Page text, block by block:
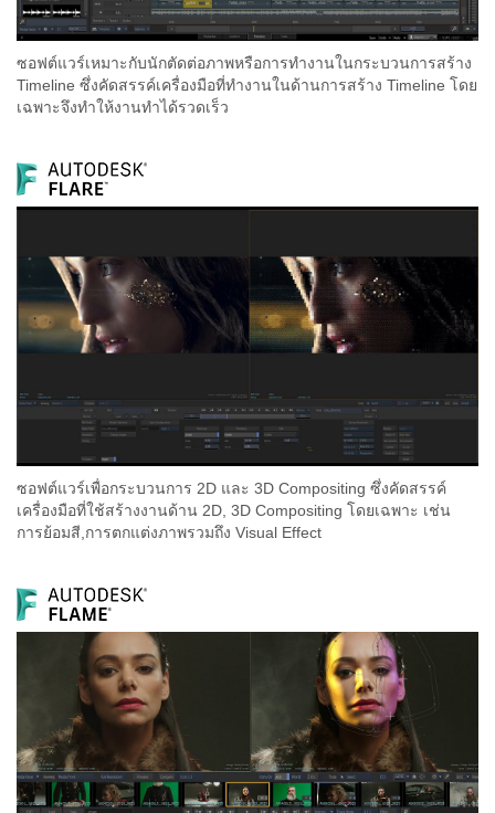
ซอฟต์แวร์เหมาะกับนักตัดต่อภาพหรือการทำงานในกระบวนการสร้าง
Timeline ซึ่งคัดสรรค์เครื่องมือที่ทำงานในด้านการสร้าง Timeline โดย
เฉพาะจึงทำให้งานทำได้รวดเร็ว
ซอฟต์แวร์เพื่อกระบวนการ 2D และ 3D Compositing ซึ่งคัดสรรค์
เครื่องมือที่ใช้สร้างงานด้าน 2D, 3D Compositing โดยเฉพาะ เช่น
การย้อมสี,การตกแต่งภาพรวมถึง Visual Effect